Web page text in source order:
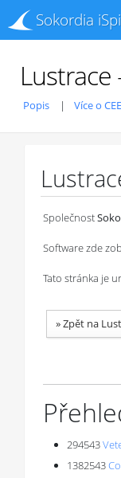
Sokordia
Lustrace
Popis Více o CEE
Společnost
Software zde
Tato stránka je
»Zpět na
294543
1382543